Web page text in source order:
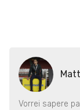
Vorrei sapere